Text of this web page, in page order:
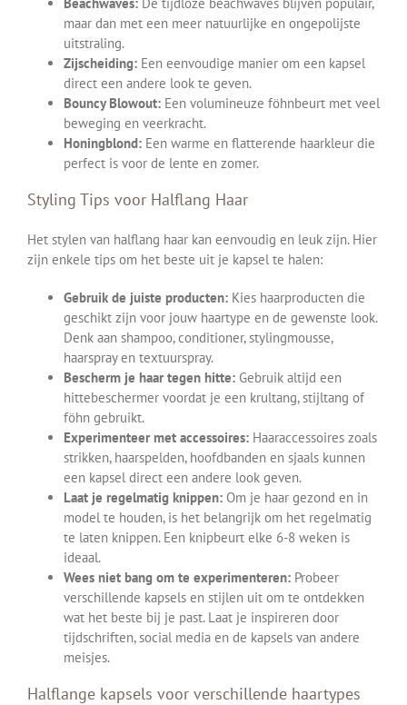
maar dan met een meer natuurlijke en ongepolijste
uitstraling.
Zijscheiding: Een eenvoudige manier om een kapsel
direct een andere look te geven.
Bouncy Blowout: Een volumineuze föhnbeurt met veel
beweging en veerkracht.
Honingblond: Een warme en flatterende haarkleur die
perfect is voor de lente en zomer.
Styling Tips voor Halflang Haar
Het stylen van halflang haar kan eenvoudig en leuk zijn. Hier
zijn enkele tips om het beste uit je kapsel te halen:
Gebruik de juiste producten: Kies haarproducten die
geschikt zijn voor jouw haartype en de gewenste look.
Denk aan shampoo, conditioner, stylingmousse,
haarspray en textuurspray.
Bescherm je haar tegen hitte: Gebruik altijd een
hittebeschermer voordat je een krultang, stijltang of
föhn gebruikt.
Experimenteer met accessoires: Haaraccessoires zoals
strikken, haarspelden, hoofdbanden en sjaals kunnen
een kapsel direct een andere look geven.
Laat je regelmatig knippen: Om je haar gezond en in
model te houden, is het belangrijk om het regelmatig
te laten knippen. Een knipbeurt elke 6-8 weken is
ideaal.
Wees niet bang om te experimenteren: Probeer
verschillende kapsels en stijlen uit om te ontdekken
wat het beste bij je past. Laat je inspireren door
tijdschriften, social media en de kapsels van andere
meisjes.
Halflange kapsels voor verschillende haartypes